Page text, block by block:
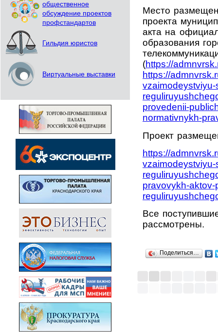
общественное
обсуждение проектов
профстандартов
Гильдия юристов
Виртуальные выставки
Место
проекта
акта на
образования
(https://
https://
provedenii-
normativnykh-
Проект
https://
pravovykh-
Все
рассмотрены.
Поделиться…